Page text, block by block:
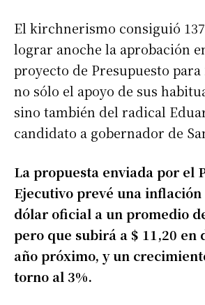
El kirchnerismo consiguió
lograr anoche la aprobación
proyecto de Presupuesto para
no sólo el apoyo de sus
sino también del radical
candidato a gobernador de
La propuesta enviada por el
Ejecutivo prevé una inflación
dólar oficial a un promedio
pero que subirá a $ 11,20 en
año próximo, y un
torno al 3%.